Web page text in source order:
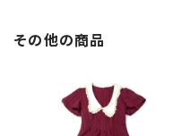
その他の商品